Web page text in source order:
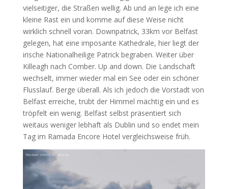
vielseitiger, die Straßen wellig. Ab und an lege ich eine
kleine Rast ein und komme auf diese Weise nicht
wirklich schnell voran. Downpatrick, 33km vor Belfast
gelegen, hat eine imposante Kathedrale, hier liegt der
irische Nationalheilige Patrick begraben. Weiter über
Killeagh nach Comber. Up and down. Die Landschaft
wechselt, immer wieder mal ein See oder ein schöner
Flusslauf. Berge überall. Als ich jedoch die Vorstadt von
Belfast erreiche, trübt der Himmel mächtig ein und es
tröpfelt ein wenig. Belfast selbst präsentiert sich
weitaus weniger lebhaft als Dublin und so endet mein
Tag im Ramada Encore Hotel vergleichsweise früh.